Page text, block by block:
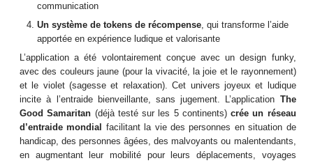
communication
Un système de tokens de récompense, qui transforme l’aide
apportée en expérience ludique et valorisante
L’application a été volontairement conçue avec un design funky,
avec des couleurs jaune (pour la vivacité, la joie et le rayonnement)
et le violet (sagesse et relaxation). Cet univers joyeux et ludique
incite à l’entraide bienveillante, sans jugement. L’application The
Good Samaritan (déjà testé sur les 5 continents)crée un réseau
d’entraide mondial facilitant la vie des personnes en situation de
handicap, des personnes âgées, des malvoyants ou malentendants,
en augmentant leur mobilité pour leurs déplacements, voyages